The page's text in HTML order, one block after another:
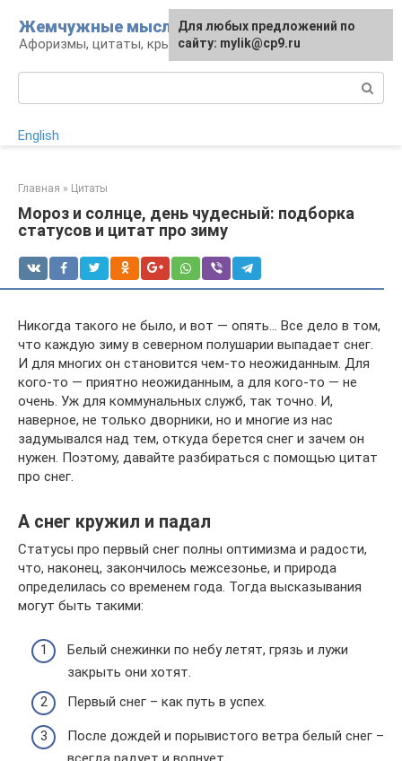
контенту
Жемчужные мысли
Афоризмы, цитаты, крылатые фразы
English
Главная » Цитаты
Мороз и солнце, день чудесный: подборка
статусов и цитат про зиму
Никогда такого не было, и вот ― опять… Все дело в том,
что каждую зиму в северном полушарии выпадает снег.
И для многих он становится чем-то неожиданным. Для
кого-то ― приятно неожиданным, а для кого-то ― не
очень. Уж для коммунальных служб, так точно. И,
наверное, не только дворники, но и многие из нас
задумывался над тем, откуда берется снег и зачем он
нужен. Поэтому, давайте разбираться с помощью цитат
про снег.
А снег кружил и падал
Статусы про первый снег полны оптимизма и радости,
что, наконец, закончилось межсезонье, и природа
определилась со временем года. Тогда высказывания
могут быть такими:
Белый снежинки по небу летят, грязь и лужи
закрыть они хотят.
Первый снег – как путь в успех.
После дождей и порывистого ветра белый снег –
Для любых предложений по
сайту: mylik@cp9.ru